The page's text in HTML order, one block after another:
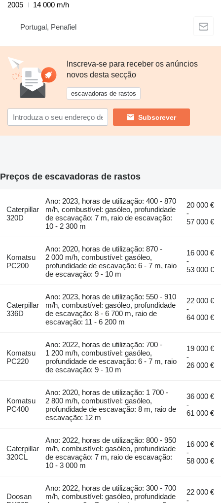
2005
14 000 m/h
Portugal, Penafiel
Inscreva-se para receber os anúncios
novos desta secção
escavadoras de rastos
Subscrever
Preços de escavadoras de rastos
Caterpillar
320D
Ano: 2023, horas de utilização: 400 - 870
m/h, combustível: gasóleo, profundidade
de escavação: 7 m, raio de escavação:
10 - 2 300 m
20 000 €
-
57 000 €
Komatsu
PC200
Ano: 2020, horas de utilização: 870 -
2 000 m/h, combustível: gasóleo,
profundidade de escavação: 6 - 7 m, raio
de escavação: 9 - 10 m
16 000 €
-
53 000 €
Caterpillar
336D
Ano: 2023, horas de utilização: 550 - 910
m/h, combustível: gasóleo, profundidade
de escavação: 8 - 6 700 m, raio de
escavação: 11 - 6 200 m
22 000 €
-
64 000 €
Komatsu
PC220
Ano: 2022, horas de utilização: 700 -
1 200 m/h, combustível: gasóleo,
profundidade de escavação: 6 - 7 m, raio
de escavação: 9 - 10 m
19 000 €
-
26 000 €
Komatsu
PC400
Ano: 2020, horas de utilização: 1 700 -
2 800 m/h, combustível: gasóleo,
profundidade de escavação: 8 m, raio de
escavação: 12 m
36 000 €
-
61 000 €
Caterpillar
320CL
Ano: 2022, horas de utilização: 800 - 950
m/h, combustível: gasóleo, profundidade
de escavação: 7 m, raio de escavação:
10 - 3 000 m
16 000 €
-
58 000 €
Doosan
Ano: 2022, horas de utilização: 300 - 700
m/h, combustível: gasóleo, profundidade
22 000 €
-